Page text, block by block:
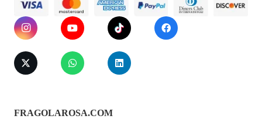
FRAGOLAROSA.COM